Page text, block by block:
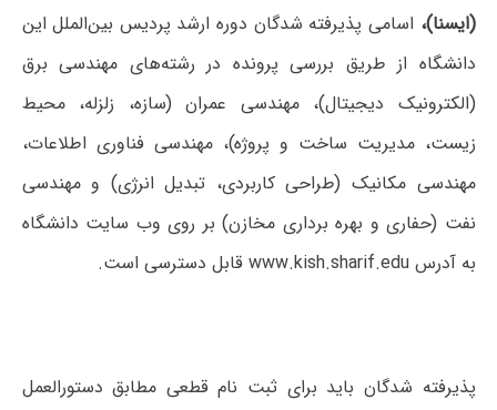
(ایسنا)، اسامی پذیرفته شدگان دوره ارشد پردیس بین‌الملل این
دانشگاه از طریق بررسی پرونده در رشته‌های مهندسی برق
(الکترونیک دیجیتال)، مهندسی عمران (سازه، زلزله، محیط
زیست، مدیریت ساخت و پروژه)، مهندسی فناوری اطلاعات،
مهندسی مکانیک (طراحی کاربردی، تبدیل انرژی) و مهندسی
نفت (حفاری و بهره برداری مخازن) بر روی وب سایت دانشگاه
به آدرس www.kish.sharif.edu قابل دسترسی است.
پذیرفته شدگان باید برای ثبت نام قطعی مطابق دستورالعمل